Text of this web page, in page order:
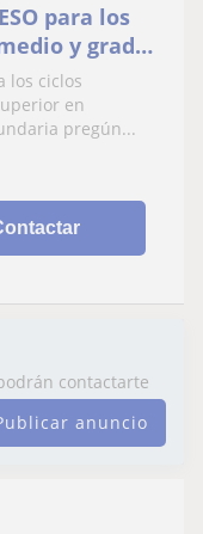
para los
y grado
los ciclos
en
pregún...
contactarte
anuncio